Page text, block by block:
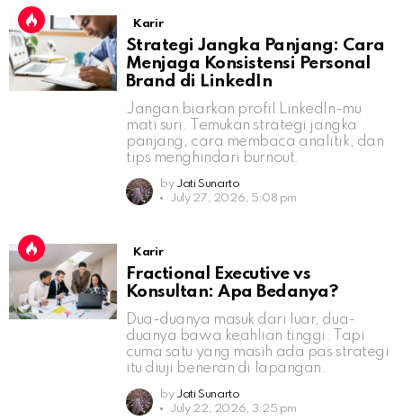
Karir
Strategi Jangka Panjang: Cara
Menjaga Konsistensi Personal
Brand di LinkedIn
Jangan biarkan profil LinkedIn-mu
mati suri. Temukan strategi jangka
panjang, cara membaca analitik, dan
tips menghindari burnout.
by Jati Sunarto
July 27, 2026, 5:08 pm
Karir
Fractional Executive vs
Konsultan: Apa Bedanya?
Dua-duanya masuk dari luar, dua-
duanya bawa keahlian tinggi. Tapi
cuma satu yang masih ada pas strategi
itu diuji beneran di lapangan.
by Jati Sunarto
July 22, 2026, 3:25 pm